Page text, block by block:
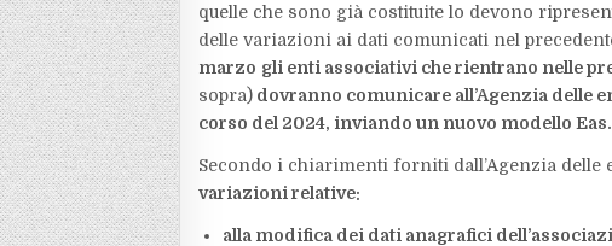
quelle che sono già costituite lo devono
delle variazioni ai dati comunicati nel
marzo gli enti associativi che rientrano nelle
sopra) dovranno comunicare all’Agenzia delle
corso del 2024, inviando un nuovo modello Eas.
Secondo i chiarimenti forniti dall’Agenzia delle
variazioni relative:
alla modifica dei dati anagrafici